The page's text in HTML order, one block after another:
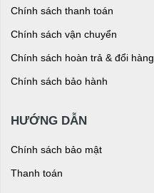
Chính sách thanh toán
Chính sách vận chuyển
Chính sách hoàn trả & đổi hàng
Chính sách bảo hành
HƯỚNG DẪN
Chính sách bảo mật
Thanh toán